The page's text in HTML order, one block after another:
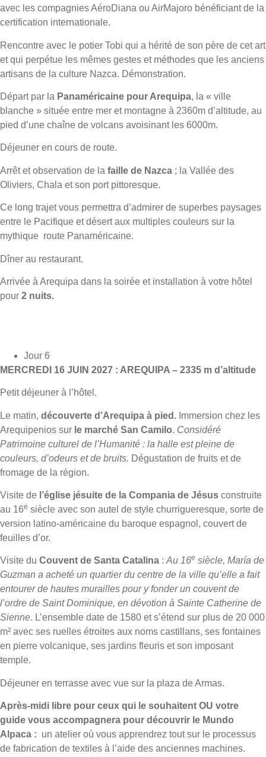
avec les compagnies AéroDiana ou AirMajoro bénéficiant de la
certification internationale.
Rencontre avec le potier Tobi qui a hérité de son père de cet art
et qui perpétue les mêmes gestes et méthodes que les anciens
artisans de la culture Nazca. Démonstration.
Départ par la Panaméricaine pour Arequipa, la « ville
blanche » située entre mer et montagne à 2360m d’altitude, au
pied d’une chaîne de volcans avoisinant les 6000m.
Déjeuner en cours de route.
Arrêt et observation de la faille de Nazca ; la Vallée des
Oliviers, Chala et son port pittoresque.
Ce long trajet vous permettra d’admirer de superbes paysages
entre le Pacifique et désert aux multiples couleurs sur la
mythique route Panaméricaine.
Dîner au restaurant.
Arrivée à Arequipa dans la soirée et installation à votre hôtel
pour 2 nuits.
Jour 6
MERCREDI 16 JUIN 2027 : AREQUIPA – 2335 m d’altitude
Petit déjeuner à l’hôtel.
Le matin, découverte d’Arequipa à pied. Immersion chez les
Arequipenios sur le marché San Camilo. Considéré
Patrimoine culturel de l’Humanité : la halle est pleine de
couleurs, d’odeurs et de bruits. Dégustation de fruits et de
fromage de la région.
Visite de l’église jésuite de la Compania de Jésus construite
au 16e siècle avec son autel de style churrigueresque, sorte de
version latino-américaine du baroque espagnol, couvert de
feuilles d’or.
Visite du Couvent de Santa Catalina : Au 16e siècle, María de
Guzman a acheté un quartier du centre de la ville qu’elle a fait
entourer de hautes murailles pour y fonder un couvent de
l’ordre de Saint Dominique, en dévotion à Sainte Catherine de
Sienne. L’ensemble date de 1580 et s’étend sur plus de 20 000
m² avec ses ruelles étroites aux noms castillans, ses fontaines
en pierre volcanique, ses jardins fleuris et son imposant
temple.
Déjeuner en terrasse avec vue sur la plaza de Armas.
Après-midi libre pour ceux qui le souhaitent OU votre
guide vous accompagnera pour découvrir le Mundo
Alpaca : un atelier où vous apprendrez tout sur le processus
de fabrication de textiles à l’aide des anciennes machines.